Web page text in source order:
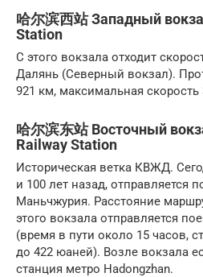
哈尔滨西站 Западный
Station
С этого вокзала отходит
Далянь (Северный вокзал).
921 км, максимальная скорость
哈尔滨东站 Восточный
Railway Station
Историческая ветка КВЖД.
и 100 лет назад, отправляется
Маньчжурия. Расстояние
этого вокзала отправляется
(время в пути около 15 часов,
до 422 юаней). Возле вокзала
станция метро Hadongzhan.